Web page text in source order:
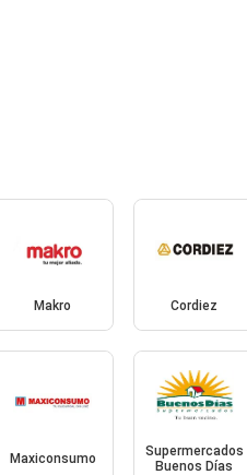
Makro Cordiez
Maxiconsumo
Supermercados
Buenos Días